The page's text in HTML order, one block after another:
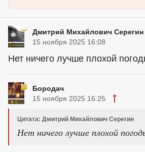
Дмитрий Михайлович Серегин
15 ноября 2025 16:08
Нет ничего лучше плохой
Бородач
15 ноября 2025 16:25
Цитата: Дмитрий Михайлович Серегин
Нет ничего лучше плохой